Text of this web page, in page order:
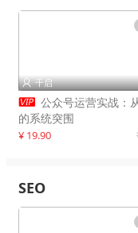
 千启
 公众号运营实战：
的系统突围
¥ 19.90
SEO